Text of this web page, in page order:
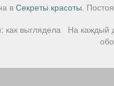
вСекреты красоты.
как выглядела
На каждый